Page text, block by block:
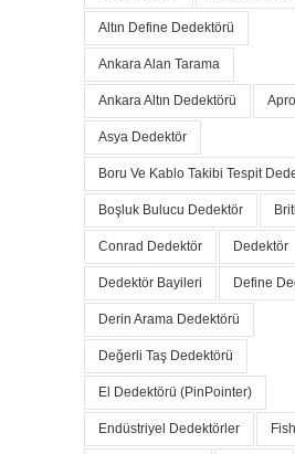
Altın Define Dedektörü
Ankara Alan Tarama
Ankara Altın Dedektörü
Asya Dedektör
Boru Ve Kablo Takibi Tespit
Boşluk Bulucu Dedektör
Conrad Dedektör Dedektör
Dedektör Bayileri Define
Derin Arama Dedektörü
Değerli Taş Dedektörü
El Dedektörü (PinPointer)
Endüstriyel Dedektörler